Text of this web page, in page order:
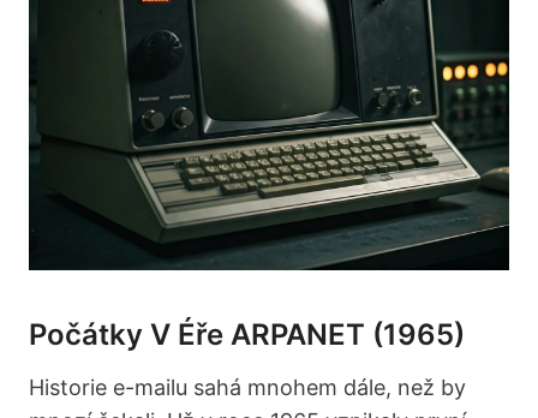
Počátky V Éře ARPANET (1965)
Historie e-mailu sahá mnohem dále, než by